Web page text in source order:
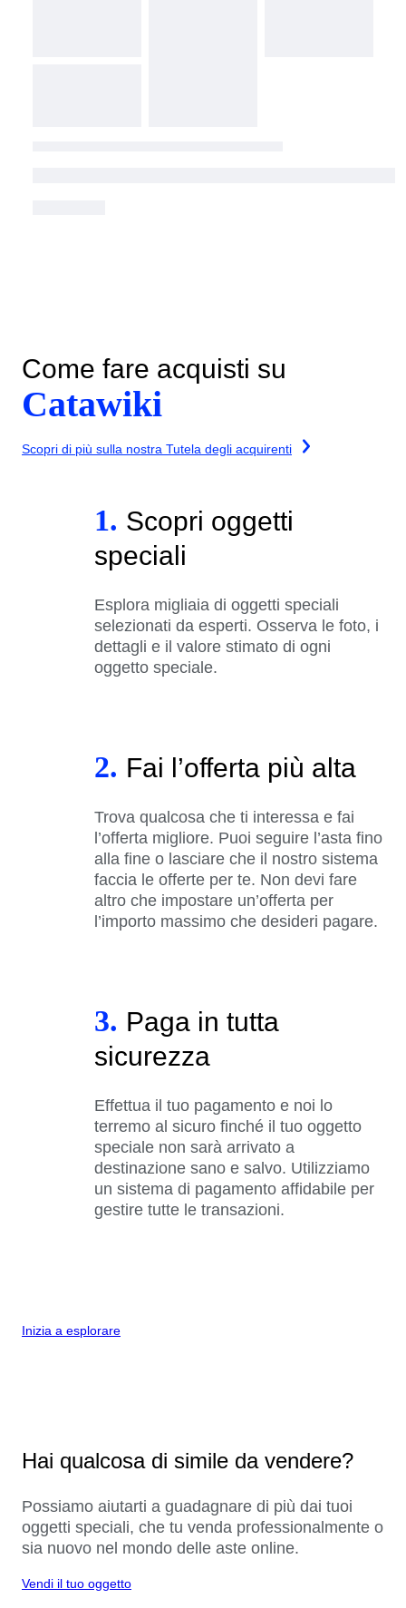
Come fare acquisti su
Catawiki
Scopri di più sulla nostra Tutela degli acquirenti
1. Scopri oggetti
speciali
Esplora migliaia di oggetti speciali
selezionati da esperti. Osserva le foto, i
dettagli e il valore stimato di ogni
oggetto speciale.
2. Fai l’offerta più alta
Trova qualcosa che ti interessa e fai
l’offerta migliore. Puoi seguire l’asta fino
alla fine o lasciare che il nostro sistema
faccia le offerte per te. Non devi fare
altro che impostare un’offerta per
l’importo massimo che desideri pagare.
3. Paga in tutta
sicurezza
Effettua il tuo pagamento e noi lo
terremo al sicuro finché il tuo oggetto
speciale non sarà arrivato a
destinazione sano e salvo. Utilizziamo
un sistema di pagamento affidabile per
gestire tutte le transazioni.
Inizia a esplorare
Hai qualcosa di simile da vendere?
Possiamo aiutarti a guadagnare di più dai tuoi
oggetti speciali, che tu venda professionalmente o
sia nuovo nel mondo delle aste online.
Vendi il tuo oggetto